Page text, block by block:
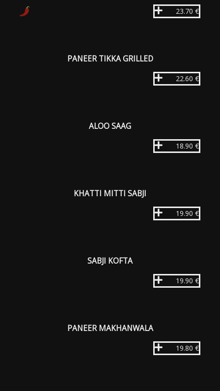
23.70 €
PANEER TIKKA GRILLED
22.60 €
ALOO SAAG
18.90 €
KHATTI MITTI SABJI
19.90 €
SABJI KOFTA
19.90 €
PANEER MAKHANWALA
19.80 €